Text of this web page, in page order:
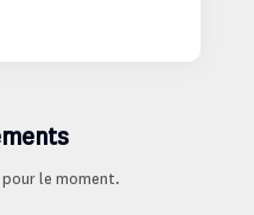
pour le moment.